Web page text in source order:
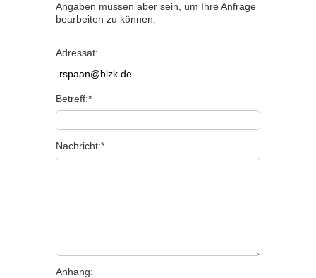
Angaben müssen aber sein, um Ihre Anfrage
bearbeiten zu können.
Adressat:
Betreff:*
Nachricht:*
Anhang: